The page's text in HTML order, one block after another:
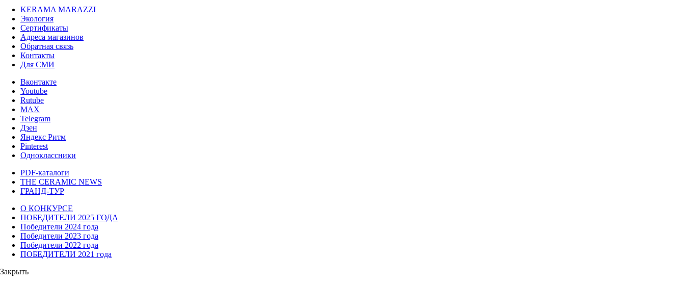
KERAMA MARAZZI
Экология
Сертификаты
Адреса магазинов
Обратная связь
Контакты
Для СМИ
Вконтакте
Youtube
Rutube
MAX
Telegram
Дзен
Яндекс Ритм
Pinterest
Одноклассники
PDF-каталоги
THE CERAMIC NEWS
ГРАНД-ТУР
О КОНКУРСЕ
ПОБЕДИТЕЛИ 2025 ГОДА
Победители 2024 года
Победители 2023 года
Победители 2022 года
ПОБЕДИТЕЛИ 2021 года
Закрыть